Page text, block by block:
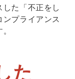
た「不正をし
プライアンス
た